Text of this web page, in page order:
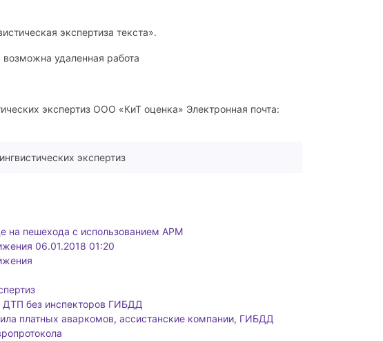
экспертиза текста».
возможна удаленная работа
экспертиз ООО «КиТ оценка» Электронная почта:
экспертиз
на пешехода с использованием АРМ
06.01.2018 01:20
ДТП без инспекторов ГИБДД
платных аваркомов, ассистанские компании, ГИБДД